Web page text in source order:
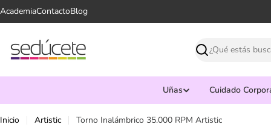
Saltar
AcademiaContactoBlog
Buscar
Uñas Cuidado
Inicio Artistic Torno Inalámbrico 35.000 RPM Artistic